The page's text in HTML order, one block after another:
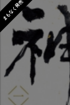
まもなく発売